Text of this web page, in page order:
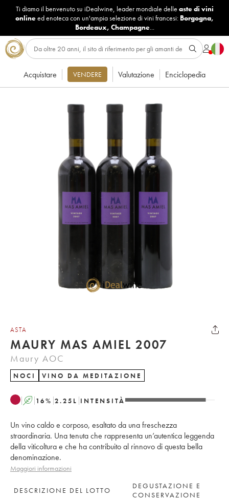
Ti diamo il benvenuto su iDealwine, leader mondiale delle aste di vini
onlineed enoteca con un'ampia selezione di vini francesi: Borgogna,
Bordeaux, Champagne...
Acquistare VENDERE Valutazione Enciclopedia
ASTA
MAURY MAS AMIEL 2007
Maury AOC
NOCI VINO DA MEDITAZIONE
A 16% 2.25 L INTENSITÀ
Un vino caldo e corposo, esaltato da una freschezza
straordinaria. Una tenuta che rappresenta un’autentica leggenda
della viticoltura e che ha contribuito al rinnovo di questa bella
denominazione.
Maggiori informazioni
DESCRIZIONE DEL LOTTO
DEGUSTAZIONE E
CONSERVAZIONE